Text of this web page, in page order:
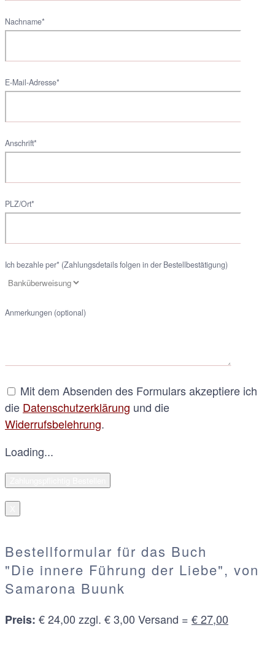
Nachname*
E-Mail-Adresse*
Anschrift*
PLZ/Ort*
Ich bezahle per* (Zahlungsdetails folgen in der Bestellbestätigung)
Anmerkungen (optional)
Mit dem Absenden des Formulars akzeptiere ich
die Datenschutzerklärung und die
Widerrufsbelehrung.
Loading...
Bestellformular für das Buch
"Die innere Führung der Liebe", von
Samarona Buunk
Preis: € 24,00 zzgl. € 3,00 Versand = € 27,00